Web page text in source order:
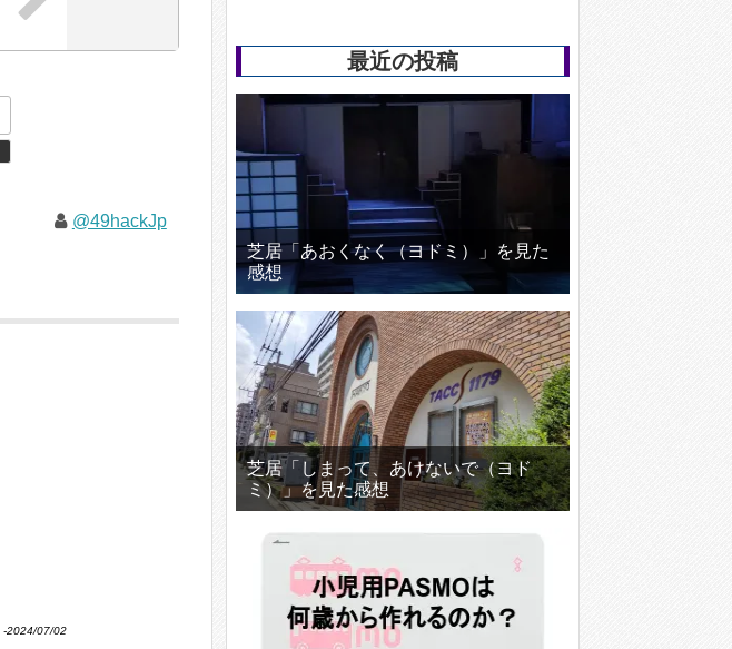
@49hackJp
‐2024/07/02
最近の投稿
芝居「あおくなく（ヨドミ）」を見た
感想
芝居「しまって、あけないで（ヨド
ミ）」を見た感想